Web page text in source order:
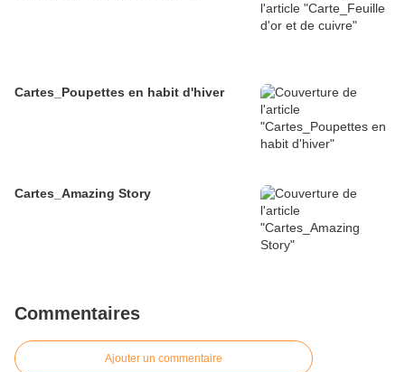
Cartes_Poupettes en habit d'hiver
Cartes_Amazing Story
Commentaires
Ajouter un commentaire